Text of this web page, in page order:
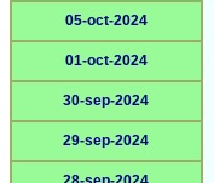
05-oct-2024
01-oct-2024
30-sep-2024
29-sep-2024